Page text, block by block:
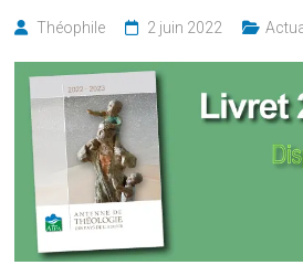
Théophile 2 juin 2022